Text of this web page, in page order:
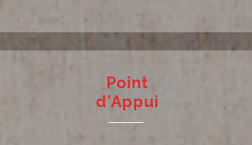
Point
d’Appui